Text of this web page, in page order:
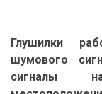
Глушилки
шумового
сигналы